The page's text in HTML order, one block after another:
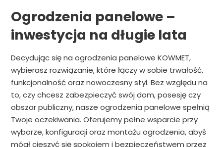
Ogrodzenia panelowe –
inwestycja na długie lata
Decydując się na ogrodzenia panelowe KOWMET,
wybierasz rozwiązanie, które łączy w sobie trwałość,
funkcjonalność oraz nowoczesny styl. Bez względu na
to, czy chcesz zabezpieczyć swój dom, posesję czy
obszar publiczny, nasze ogrodzenia panelowe spełnią
Twoje oczekiwania. Oferujemy pełne wsparcie przy
wyborze, konfiguracji oraz montażu ogrodzenia, abyś
mógł cieszyć się spokojem i bezpieczeństwem przez